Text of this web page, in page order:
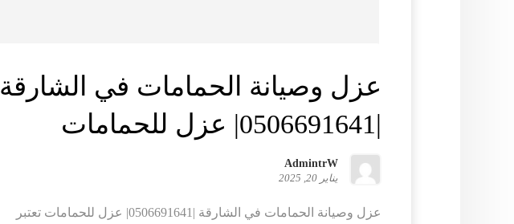
عزل وصيانة الحمامات في الشارقة
AdmintrW
يناير 20, 2025
عزل وصيانة الحمامات في الشارقة |0506691641| عزل للحمامات تعتبر